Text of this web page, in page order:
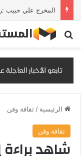
بحث عن
الرئيسية / ثقافة وفن
ثقافة وفن
شاهد